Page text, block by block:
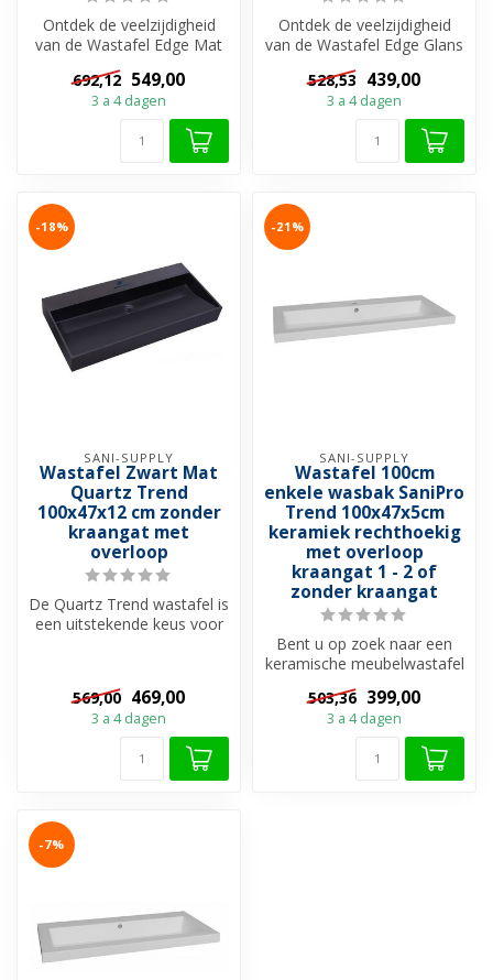
Ontdek de veelzijdigheid
van de Wastafel Edge Mat
Zwart Zonder kraangat
Keramiek...
692,12 549,00
3 a 4 dagen
Ontdek de veelzijdigheid
van de Wastafel Edge Glans
Wit van Sani-Supply!
Beschik...
528,53 439,00
3 a 4 dagen
-18%
SANI-SUPPLY
Wastafel Zwart Mat
Quartz Trend
100x47x12 cm zonder
kraangat met
overloop
De Quartz Trend wastafel is
een uitstekende keus voor
569,00 469,00
3 a 4 dagen
-21%
SANI-SUPPLY
Wastafel 100cm
enkele wasbak SaniPro
Trend 100x47x5cm
keramiek rechthoekig
met overloop
kraangat 1 - 2 of
zonder kraangat
Bent u op zoek naar een
keramische meubelwastafel
en l...
503,36 399,00
3 a 4 dagen
-7%